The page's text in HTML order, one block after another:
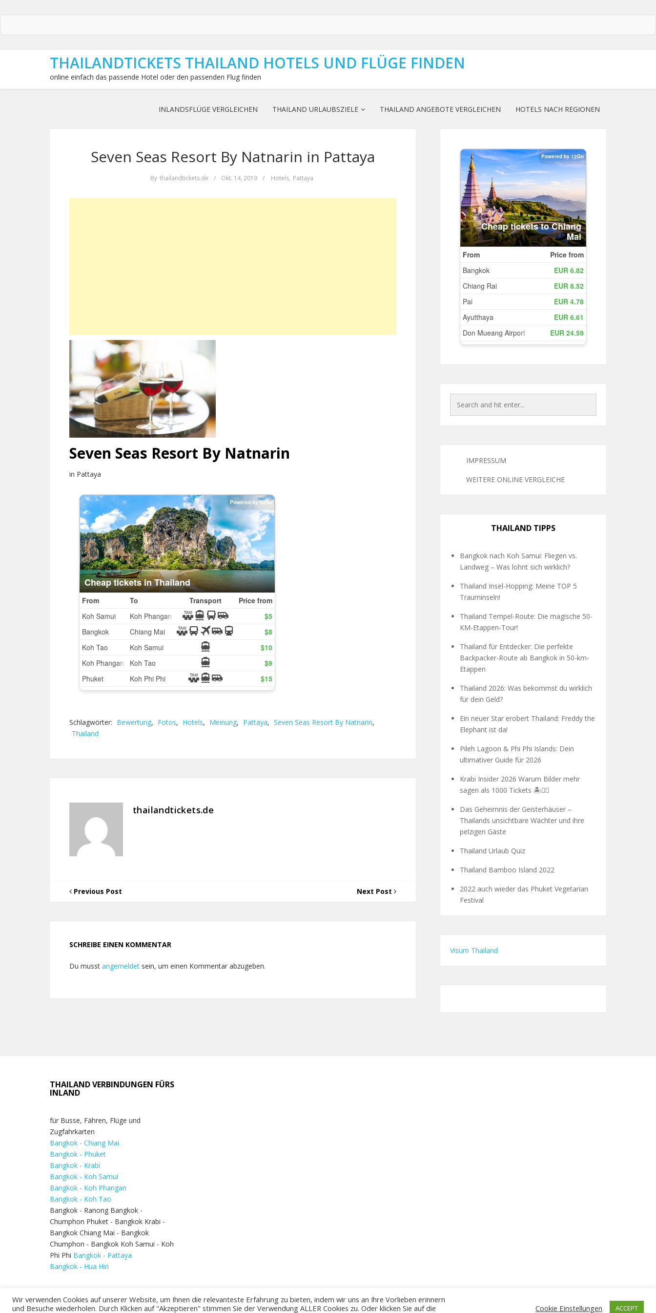
THAILANDTICKETS THAILAND HOTELS UND FLÜGE FINDEN
online einfach das passende Hotel oder den passenden Flug finden
INLANDSFLÜGE VERGLEICHEN THAILAND URLAUBSZIELE THAILAND ANGEBOTE VERGLEICHEN HOTELS NACH REGIONEN
Seven Seas Resort By Natnarin in Pattaya
By thailandtickets.de / Okt. 14, 2019 / Hotels, Pattaya
Seven Seas Resort By Natnarin
in Pattaya
Schlagwörter: Bewertung, Fotos, Hotels, Meinung, Pattaya, Seven Seas Resort By Natnarin,
Thailand
thailandtickets.de
Previous Post Next Post
SCHREIBE EINEN KOMMENTAR
Du musst angemeldet sein, um einen Kommentar abzugeben.
IMPRESSUM
WEITERE ONLINE VERGLEICHE
THAILAND TIPPS
Bangkok nach Koh Samui: Fliegen vs.
Landweg – Was lohnt sich wirklich?
Thailand Insel-Hopping: Meine TOP 5
Trauminseln!
Thailand Tempel-Route: Die magische 50-
KM-Etappen-Tour!
Thailand für Entdecker: Die perfekte
Backpacker-Route ab Bangkok in 50-km-
Etappen
Thailand 2026: Was bekommst du wirklich
für dein Geld?
Ein neuer Star erobert Thailand: Freddy the
Elephant ist da!
Pileh Lagoon & Phi Phi Islands: Dein
ultimativer Guide für 2026
Krabi Insider 2026 Warum Bilder mehr
sagen als 1000 Tickets 🏝️🧗‍♂️
Das Geheimnis der Geisterhäuser –
Thailands unsichtbare Wächter und ihre
pelzigen Gäste
Thailand Urlaub Quiz
Thailand Bamboo Island 2022
2022 auch wieder das Phuket Vegetarian
Festival
Visum Thailand
THAILAND VERBINDUNGEN FÜRS
INLAND
für Busse, Fähren, Flüge und
Zugfahrkarten
Bangkok - Chiang Mai
Bangkok - Phuket
Bangkok - Krabi
Bangkok - Koh Samui
Bangkok - Koh Phangan
Bangkok - Koh Tao
Bangkok - Ranong Bangkok -
Chumphon Phuket - Bangkok Krabi -
Bangkok Chiang Mai - Bangkok
Chumphon - Bangkok Koh Samui - Koh
Phi Phi Bangkok - Pattaya
Bangkok - Hua Hin
Wir verwenden Cookies auf unserer Website, um Ihnen die relevanteste Erfahrung zu bieten, indem wir uns an Ihre Vorlieben erinnern
und Besuche wiederholen. Durch Klicken auf "Akzeptieren" stimmen Sie der Verwendung ALLER Cookies zu. Oder klicken Sie auf die
Cookie Einstellungen ACCEPT